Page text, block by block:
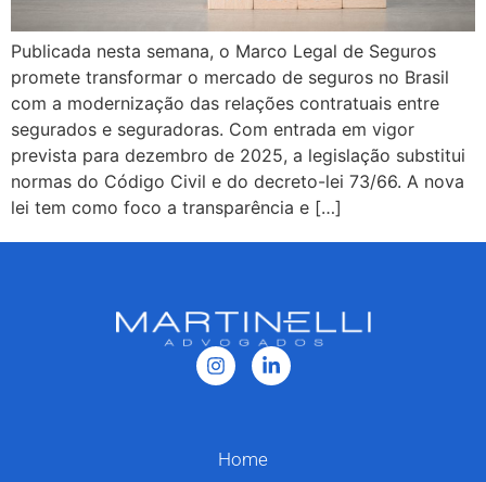
Publicada nesta semana, o Marco Legal de Seguros
promete transformar o mercado de seguros no Brasil
com a modernização das relações contratuais entre
segurados e seguradoras. Com entrada em vigor
prevista para dezembro de 2025, a legislação substitui
normas do Código Civil e do decreto-lei 73/66. A nova
lei tem como foco a transparência e […]
Home